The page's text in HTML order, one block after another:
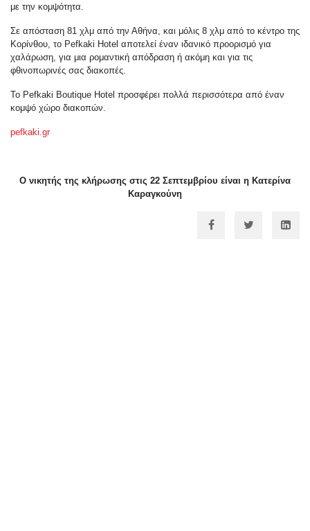
με την κομψότητα.
Σε απόσταση 81 χλμ από την Αθήνα, και μόλις 8 χλμ από το κέντρο της
Κορίνθου, το Pefkaki Hotel αποτελεί έναν ιδανικό προορισμό για
χαλάρωση, για μια ρομαντική απόδραση ή ακόμη και για τις
φθινοπωρινές σας διακοπές.
Το Pefkaki Boutique Hotel προσφέρει πολλά περισσότερα από έναν
κομψό χώρο διακοπών.
pefkaki.gr
Ο νικητής της κλήρωσης στις 22 Σεπτεμβρίου είναι η Κατερίνα
Καραγκούνη